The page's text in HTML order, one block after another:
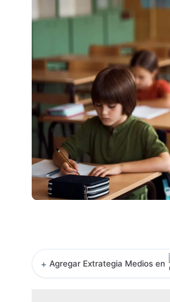
+ Agregar Extrategia Medios en